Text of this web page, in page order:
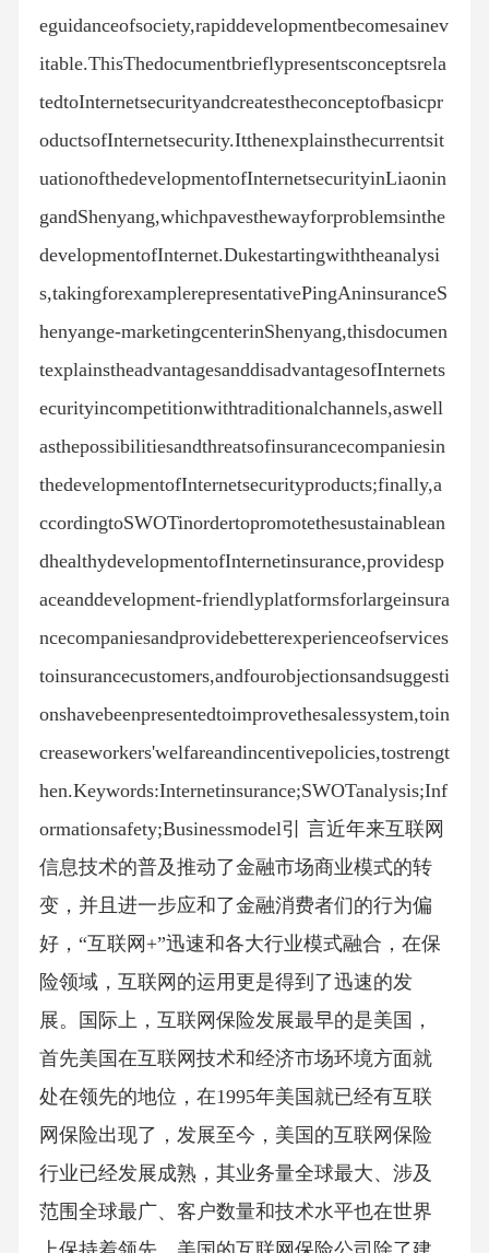
eguidanceofsociety,rapiddevelopmentbecomesainev
itable.ThisThedocumentbrieflypresentsconceptsrela
tedtoInternetsecurityandcreatestheconceptofbasicpr
oductsofInternetsecurity.Itthenexplainsthecurrentsit
uationofthedevelopmentofInternetsecurityinLiaonin
gandShenyang,whichpavesthewayforproblemsinthe
developmentofInternet.Dukestartingwiththeanalysi
s,takingforexamplerepresentativePingAninsuranceS
henyange-marketingcenterinShenyang,thisdocumen
texplainstheadvantagesanddisadvantagesofInternets
ecurityincompetitionwithtraditionalchannels,aswell
asthepossibilitiesandthreatsofinsurancecompaniesin
thedevelopmentofInternetsecurityproducts;finally,a
ccordingtoSWOTinordertopromotethesustainablean
dhealthydevelopmentofInternetinsurance,providesp
aceanddevelopment-friendlyplatformsforlargeinsura
ncecompaniesandprovidebetterexperienceofservices
toinsurancecustomers,andfourobjectionsandsuggesti
onshavebeenpresentedtoimprovethesalessystem,toin
creaseworkers'welfareandincentivepolicies,tostrengt
hen.Keywords:Internetinsurance;SWOTanalysis;Inf
ormationsafety;Businessmodel引 言近年来互联网
信息技术的普及推动了金融市场商业模式的转
变，并且进一步应和了金融消费者们的行为偏
好，“互联网+”迅速和各大行业模式融合，在保
险领域，互联网的运用更是得到了迅速的发
展。国际上，互联网保险发展最早的是美国，
首先美国在互联网技术和经济市场环境方面就
处在领先的地位，在1995年美国就已经有互联
网保险出现了，发展至今，美国的互联网保险
行业已经发展成熟，其业务量全球最大、涉及
范围全球最广、客户数量和技术水平也在世界